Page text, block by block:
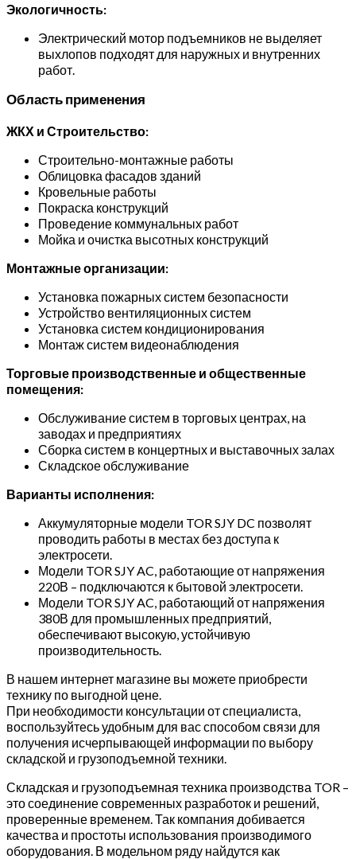
Экологичность:
Электрический мотор подъемников не выделяет
выхлопов подходят для наружных и внутренних
работ.
Область применения
ЖКХ и Строительство:
Строительно-монтажные работы
Облицовка фасадов зданий
Кровельные работы
Покраска конструкций
Проведение коммунальных работ
Мойка и очистка высотных конструкций
Монтажные организации:
Установка пожарных систем безопасности
Устройство вентиляционных систем
Установка систем кондиционирования
Монтаж систем видеонаблюдения
Торговые производственные и общественные
помещения:
Обслуживание систем в торговых центрах, на
заводах и предприятиях
Сборка систем в концертных и выставочных залах
Складское обслуживание
Варианты исполнения:
Аккумуляторные модели TOR SJY DC позволят
проводить работы в местах без доступа к
электросети.
Модели TOR SJY AC, работающие от напряжения
220В – подключаются к бытовой электросети.
Модели TOR SJY AC, работающий от напряжения
380В для промышленных предприятий,
обеспечивают высокую, устойчивую
производительность.
В нашем интернет магазине вы можете приобрести
технику по выгодной цене.
При необходимости консультации от специалиста,
воспользуйтесь удобным для вас способом связи для
получения исчерпывающей информации по выбору
складской и грузоподъемной техники.
Складская и грузоподъемная техника производства TOR –
это соединение современных разработок и решений,
проверенные временем. Так компания добивается
качества и простоты использования производимого
оборудования. В модельном ряду найдутся как